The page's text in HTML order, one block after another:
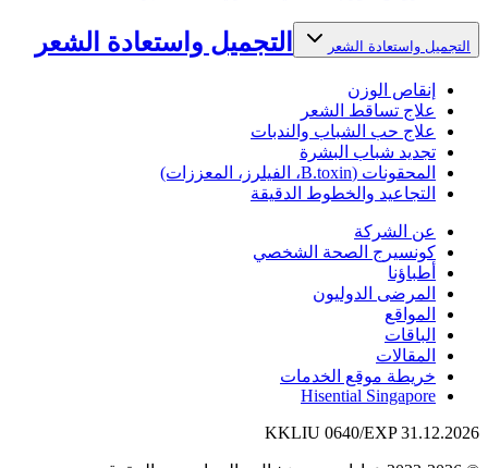
التجميل واستعادة الشعر التجميل واستعادة الشعر
إنقاص الوزن
علاج تساقط الشعر
علاج حب الشباب والندبات
تجديد شباب البشرة
المحقونات (B.toxin، الفيلرز، المعززات)
التجاعيد والخطوط الدقيقة
عن الشركة
كونسيرج الصحة الشخصي
أطباؤنا
المرضى الدوليون
المواقع
الباقات
المقالات
خريطة موقع الخدمات
Hisential Singapore
KKLIU 0640/EXP 31.12.2026